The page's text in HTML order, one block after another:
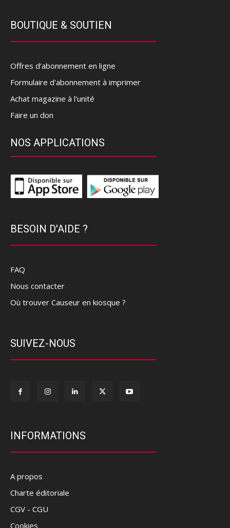
BOUTIQUE & SOUTIEN
Offres d’abonnement en ligne
Formulaire d'abonnement à imprimer
Achat magazine à l'unité
Faire un don
NOS APPLICATIONS
BESOIN D'AIDE ?
FAQ
Nous contacter
Où trouver Causeur en kiosque ?
SUIVEZ-NOUS
INFORMATIONS
A propos
Charte éditoriale
CGV - CGU
Cookies